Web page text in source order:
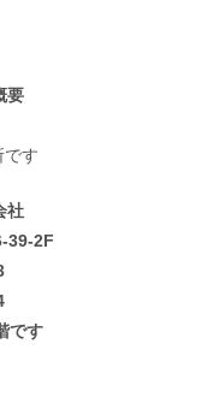
要
す
社
39-2F
です